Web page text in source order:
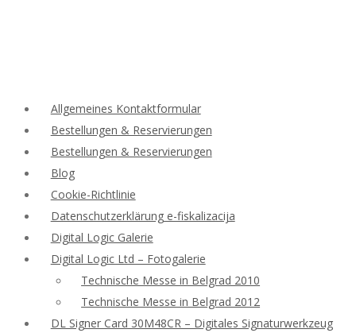
Allgemeines Kontaktformular
Bestellungen & Reservierungen
Bestellungen & Reservierungen
Blog
Cookie-Richtlinie
Datenschutzerklärung e-fiskalizacija
Digital Logic Galerie
Digital Logic Ltd – Fotogalerie
Technische Messe in Belgrad 2010
Technische Messe in Belgrad 2012
DL Signer Card 30M48CR – Digitales Signaturwerkzeug